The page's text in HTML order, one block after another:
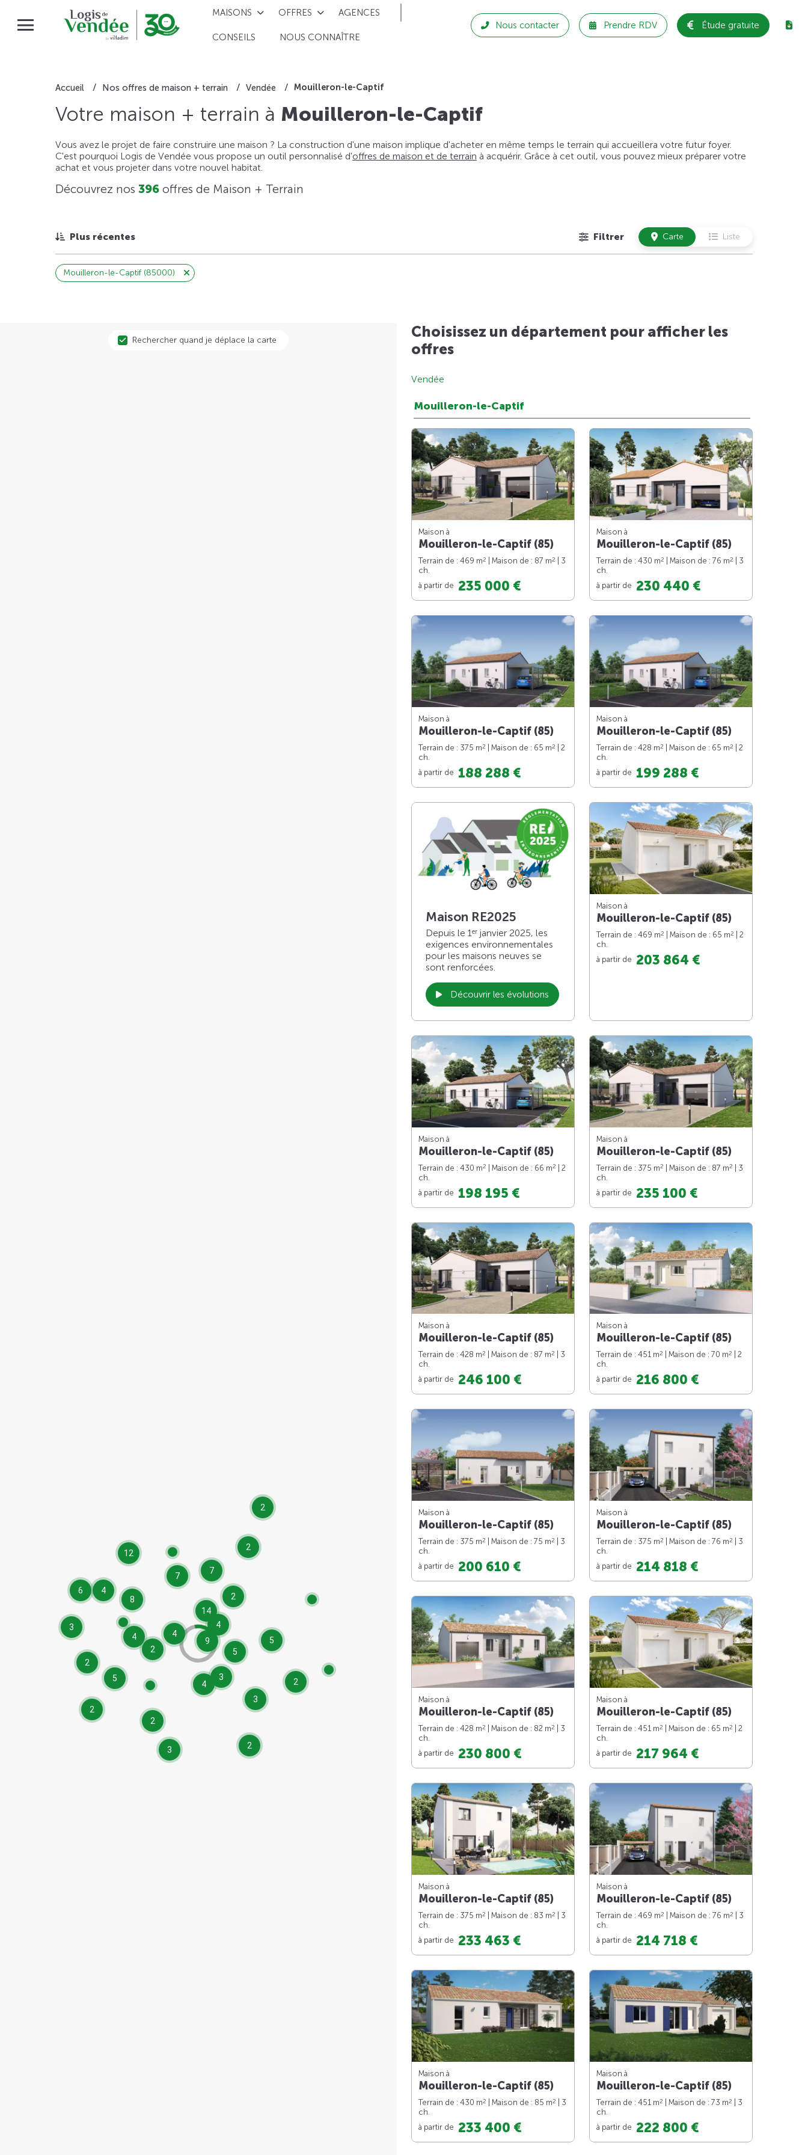
MAISONS OFFRES AGENCES
CONSEILS NOUS CONNAÎTRE
Nous contacter Prendre RDV Étude gratuite
Accueil Nos offres de maison + terrain Vendée Mouilleron-le-Captif
Votre maison + terrain à Mouilleron-le-Captif
Vous avez le projet de faire construire une maison ? La construction d'une maison implique d'acheter en même temps le terrain qui accueillera votre futur foyer.
C'est pourquoi Logis de Vendée vous propose un outil personnalisé d'offres de maison et de terrain à acquérir. Grâce à cet outil, vous pouvez mieux préparer votre
achat et vous projeter dans votre nouvel habitat.
Découvrez nos 396 offres de Maison + Terrain
Plus récentes Filtrer Carte Liste
Mouilleron-le-Captif (85000)
8
14
12
7
4
9
2
6 4
7
5
2
4
5 3
2
4
3
5
3
2
2
3
2
4
2
2
2
Rechercher quand je déplace la carte
Choisissez un département pour afficher les
offres
Vendée
Mouilleron-le-Captif
Maison à
Mouilleron-le-Captif (85)
Terrain de : 469 m2 | Maison de : 87 m2
| 3
ch.
à partir de 235 000 €
Maison à
Mouilleron-le-Captif (85)
Terrain de : 430 m2 | Maison de : 76 m2
| 3
ch.
à partir de 230 440 €
Maison à
Mouilleron-le-Captif (85)
Terrain de : 375 m2 | Maison de : 65 m2
| 2
ch.
à partir de 188 288 €
Maison à
Mouilleron-le-Captif (85)
Terrain de : 428 m2 | Maison de : 65 m2
| 2
ch.
à partir de 199 288 €
Maison RE2025
Depuis le 1 er janvier 2025, les
exigences environnementales
pour les maisons neuves se
sont renforcées.
Découvrir les évolutions
Maison à
Mouilleron-le-Captif (85)
Terrain de : 469 m2 | Maison de : 65 m2
| 2
ch.
à partir de 203 864 €
Maison à
Mouilleron-le-Captif (85)
Terrain de : 430 m2 | Maison de : 66 m2
| 2
ch.
à partir de 198 195 €
Maison à
Mouilleron-le-Captif (85)
Terrain de : 375 m2 | Maison de : 87 m2
| 3
ch.
à partir de 235 100 €
Maison à
Mouilleron-le-Captif (85)
Terrain de : 428 m2 | Maison de : 87 m2
| 3
ch.
à partir de 246 100 €
Maison à
Mouilleron-le-Captif (85)
Terrain de : 451 m2 | Maison de : 70 m2
| 2
ch.
à partir de 216 800 €
Maison à
Mouilleron-le-Captif (85)
Terrain de : 375 m2 | Maison de : 75 m2
| 3
ch.
à partir de 200 610 €
Maison à
Mouilleron-le-Captif (85)
Terrain de : 375 m2 | Maison de : 76 m2
| 3
ch.
à partir de 214 818 €
Maison à
Mouilleron-le-Captif (85)
Terrain de : 428 m2 | Maison de : 82 m2
| 3
ch.
à partir de 230 800 €
Maison à
Mouilleron-le-Captif (85)
Terrain de : 451 m2 | Maison de : 65 m2
| 2
ch.
à partir de 217 964 €
Maison à
Mouilleron-le-Captif (85)
Terrain de : 375 m2 | Maison de : 83 m2
| 3
ch.
à partir de 233 463 €
Maison à
Mouilleron-le-Captif (85)
Terrain de : 469 m2 | Maison de : 76 m2
| 3
ch.
à partir de 214 718 €
Maison à
Mouilleron-le-Captif (85)
Terrain de : 430 m2 | Maison de : 85 m2
| 3
ch.
à partir de 233 400 €
Maison à
Mouilleron-le-Captif (85)
Terrain de : 451 m2 | Maison de : 73 m2
| 3
ch.
à partir de 222 800 €